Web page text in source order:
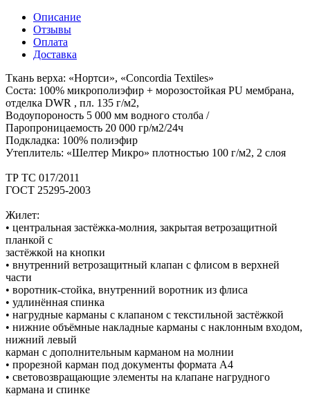
Описание
Отзывы
Оплата
Доставка
Ткань верха: «Нортси», «Concordia Textiles»
Соста: 100% микрополиэфир + морозостойкая PU мембрана,
отделка DWR , пл. 135 г/м2,
Водоупороность 5 000 мм водного столба /
Паропроницаемость 20 000 гр/м2/24ч
Подкладка: 100% полиэфир
Утеплитель: «Шелтер Микро» плотностью 100 г/м2, 2 слоя
ТР ТС 017/2011
ГОСТ 25295-2003
Жилет:
• центральная застёжка-молния, закрытая ветрозащитной
планкой с
застёжкой на кнопки
• внутренний ветрозащитный клапан с флисом в верхней
части
• воротник-стойка, внутренний воротник из флиса
• удлинённая спинка
• нагрудные карманы с клапаном с текстильной застёжкой
• нижние объёмные накладные карманы с наклонным входом,
нижний левый
карман с дополнительным карманом на молнии
• прорезной карман под документы формата А4
• световозвращающие элементы на клапане нагрудного
кармана и спинке